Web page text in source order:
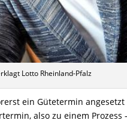
Lotto Rheinland-Pfalz
ein Gütetermin
also zu einem